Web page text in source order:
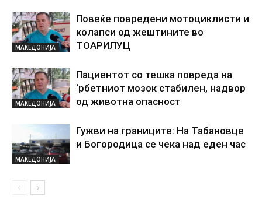
МАКЕДОНИЈА
Повеќе повредени мотоциклисти и
колапси од жештините во
ТОАРИЛУЦ
МАКЕДОНИЈА
Пациентот со тешка повреда на
‘рбетниот мозок стабилен, надвор
од животна опасност
МАКЕДОНИЈА
Гужви на границите: На Табановце
и Богородица се чека над еден час